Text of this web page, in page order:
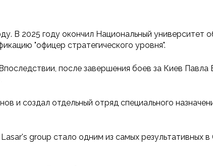
В 2025 году окончил Национальный университет
"офицер стратегического уровня".
после завершения боев за Киев
и создал отдельный отряд специального
group стало одним из самых